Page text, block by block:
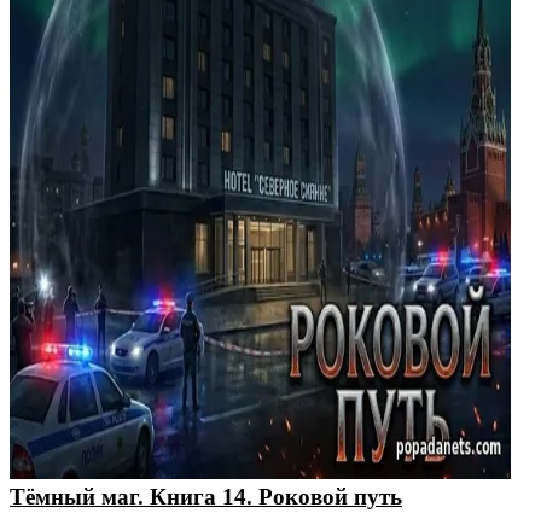
Тёмный маг. Книга 14. Роковой путь